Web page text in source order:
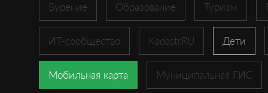
Бурение Образование Туризм
ИТ-сообщество KadastrRU Дети
Мобильная карта Муниципальная ГИС